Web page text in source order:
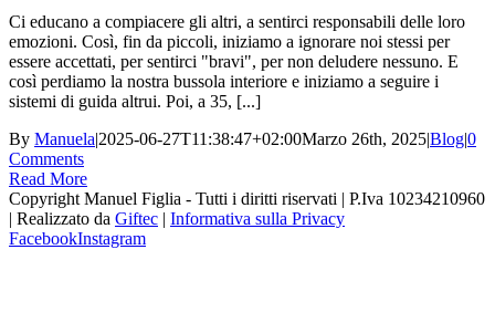
Ci educano a compiacere gli altri, a sentirci responsabili delle loro
emozioni. Così, fin da piccoli, iniziamo a ignorare noi stessi per
essere accettati, per sentirci "bravi", per non deludere nessuno. E
così perdiamo la nostra bussola interiore e iniziamo a seguire i
sistemi di guida altrui. Poi, a 35, [...]
By Manuela|2025-06-27T11:38:47+02:00Marzo 26th, 2025|Blog|0
Comments
Read More
Copyright Manuel Figlia - Tutti i diritti riservati | P.Iva 10234210960
| Realizzato da Giftec | Informativa sulla Privacy
FacebookInstagram